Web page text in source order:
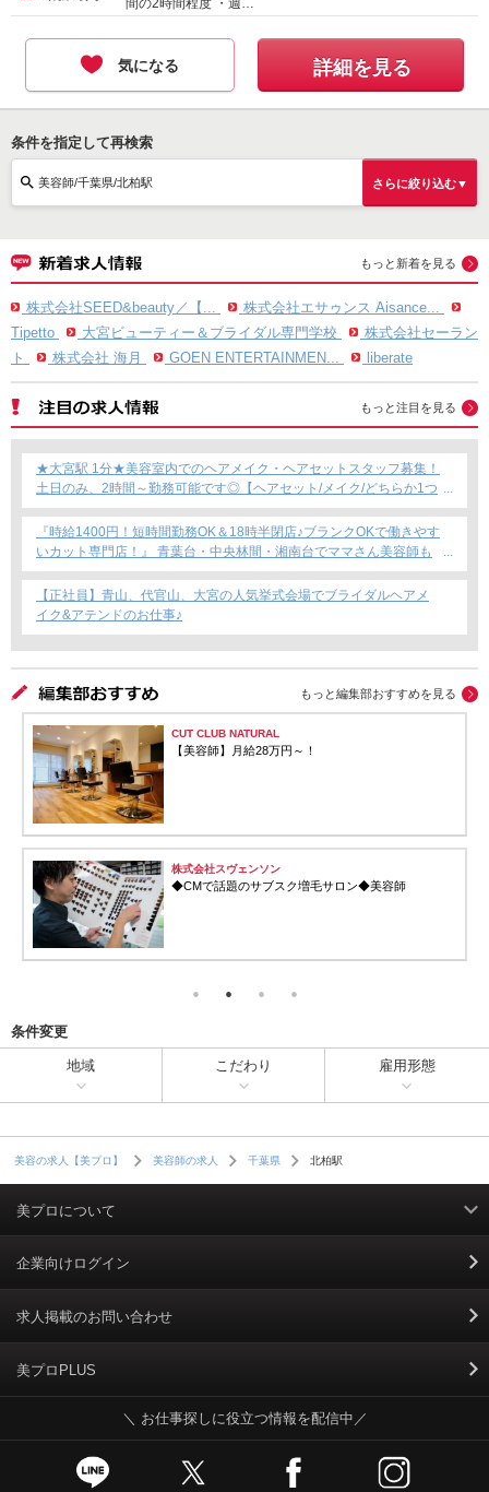
間の2時間程度 ・週…
気になる 詳細を見る
条件を指定して再検索
美容師/千葉県/北柏駅 さらに絞り込む▼
もっと新着を見る
株式会社SEED&beauty／【...
株式会社エサゥンス Aisance...
Tipetto
大宮ビューティー＆ブライダル専門学校
株式会社セーラン
ト
株式会社 海月 GOEN ENTERTAINMEN... liberate
もっと注目を見る
★大宮駅 1分★美容室内でのヘアメイク・ヘアセットスタッフ募集！
土日のみ、2時間～勤務可能です◎【ヘアセット/メイク/どちらか1つ
できればOKです！】フリーランス・Wワーク・時短勤務もOK★
『時給1400円！短時間勤務OK＆18時半閉店♪ブランクOKで働きやす
いカット専門店！』 青葉台・中央林間・湘南台でママさん美容師も
安心のサロン募集！
【正社員】青山、代官山、大宮の人気挙式会場でブライダルヘアメ
イク&アテンドのお仕事♪
もっと編集部おすすめを見る
CUT CLUB NATURAL
【美容師】月給28万円～！
株式会社スヴェンソン
◆CMで話題のサブスク増毛サロン◆美容師
条件変更
地域 こだわり 雇用形態
美容の求人【美プロ】 美容師の求人 千葉県 北柏駅
美プロについて
利用規約
掲載規約
個人情報保護ポリシー
個人情報のお取り扱いについて
Cookieポリシー
企業向けログイン
求人掲載のお問い合わせ
美プロPLUS
＼ お仕事探しに役立つ情報を配信中／